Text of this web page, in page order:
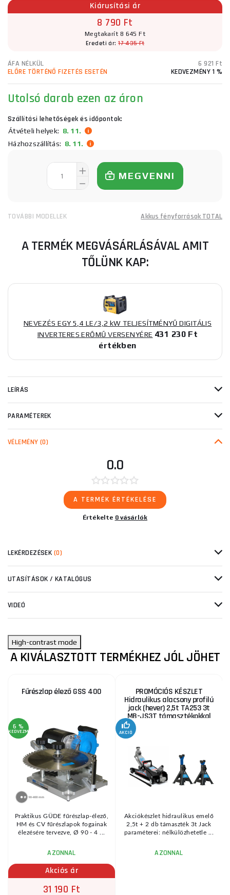
Kiárusítási ár
8 790 Ft
Megtakarít 8 645 Ft
Eredeti ár:17 435 Ft
ÁFA NÉLKÜL
6 921 Ft
ELŐRE TÖRTÉNŐ FIZETÉS ESETÉN
KEDVEZMÉNY 1 %
Utolsó darab ezen az áron
Szállítási lehetőségek és időpontok:
Átvételi helyek: 8. 11.
Házhozszállítás: 8. 11.
MEGVENNI
TOVÁBBI MODELLEK Akkus fényforrások TOTAL
A TERMÉK MEGVÁSÁRLÁSÁVAL AMIT
TŐLÜNK KAP:
NEVEZÉS EGY 5,4 LE/3,2 kW TELJESÍTMÉNYŰ DIGITÁLIS
INVERTERES ERŐMŰ VERSENYÉRE 431 230 Ft
értékben
LEÍRÁS
PARAMÉTEREK
VÉLEMÉNY (0)
0.0
A TERMÉK ÉRTÉKELÉSE
Értékelte 0 vásárlók
LEKÉRDEZÉSEK (0)
UTASÍTÁSOK / KATALÓGUS
VIDEÓ
High-contrast mode
A KIVÁLASZTOTT TERMÉKHEZ JÓL JÖHET
Fűrészlap élező GSS 400
6 %
KEDVEZMÉNY
Praktikus GÜDE fűrészlap-élező,
HM és CV fűrészlapok fogainak
élezésére tervezve, Ø 90 - 4 ...
AZONNAL
Akciós ár
31 190 Ft
PROMÓCIÓS KÉSZLET
Hidraulikus alacsony profilú
jack (hever) 2,5t TA253 3t
MB-JS3T támasztékokkal
AKCIÓ
Akciókészlet hidraulikus emelő
2,5t + 2 db támaszték 3t Jack
paraméterei: nélkülözhetetle ...
AZONNAL